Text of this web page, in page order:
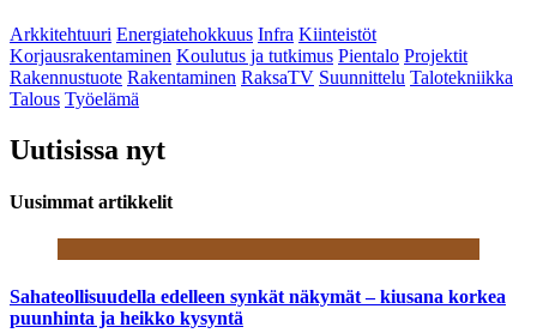
Arkkitehtuuri Energiatehokkuus Infra Kiinteistöt
Korjausrakentaminen Koulutus ja tutkimus Pientalo Projektit
Rakennustuote Rakentaminen RaksaTV Suunnittelu Talotekniikka
Talous Työelämä
Uutisissa nyt
Uusimmat artikkelit
Sahateollisuudella edelleen synkät näkymät – kiusana korkea
puunhinta ja heikko kysyntä